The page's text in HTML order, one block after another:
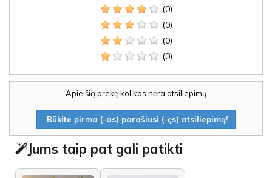
(0)
(0)
(0)
(0)
Apie šią prekę kol kas nėra atsiliepimų
Būkite pirma (-as) parašiusi (-ęs) atsiliepimą!
Jums taip pat gali patikti